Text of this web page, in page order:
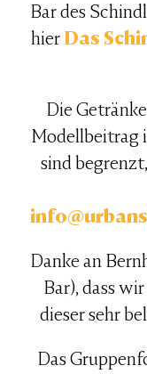
Bar des
hier Das
Die
Modellbeitrag
sind
Danke an
Bar), dass
dieser sehr
Das